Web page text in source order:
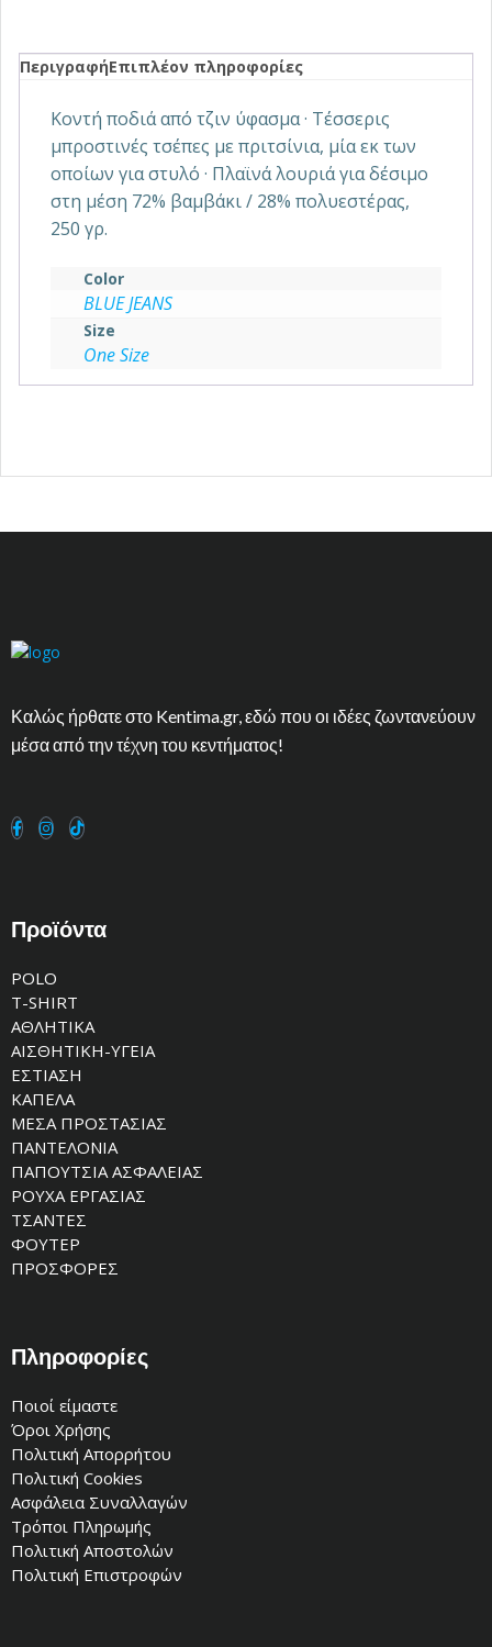
ΠεριγραφήΕπιπλέον πληροφορίες
Κοντή ποδιά από τζιν ύφασμα · Τέσσερις
μπροστινές τσέπες με πριτσίνια, μία εκ των
οποίων για στυλό · Πλαϊνά λουριά για δέσιμο
στη μέση 72% βαμβάκι / 28% πολυεστέρας,
250 γρ.
Color
BLUE JEANS
Size
One Size
Καλώς ήρθατε στο Kentima.gr, εδώ που οι ιδέες ζωντανεύουν
μέσα από την τέχνη του κεντήματος!
Προϊόντα
POLO
T-SHIRT
ΑΘΛΗΤΙΚΑ
ΑΙΣΘΗΤΙΚΗ-ΥΓΕΙΑ
ΕΣΤΙΑΣΗ
ΚΑΠΕΛΑ
ΜΕΣΑ ΠΡΟΣΤΑΣΙΑΣ
ΠΑΝΤΕΛΟΝΙΑ
ΠΑΠΟΥΤΣΙΑ ΑΣΦΑΛΕΙΑΣ
ΡΟΥΧΑ ΕΡΓΑΣΙΑΣ
ΤΣΑΝΤΕΣ
ΦΟΥΤΕΡ
ΠΡΟΣΦΟΡΕΣ
Πληροφορίες
Ποιοί είμαστε
Όροι Χρήσης
Πολιτική Απορρήτου
Πολιτική Cookies
Ασφάλεια Συναλλαγών
Τρόποι Πληρωμής
Πολιτική Αποστολών
Πολιτική Επιστροφών